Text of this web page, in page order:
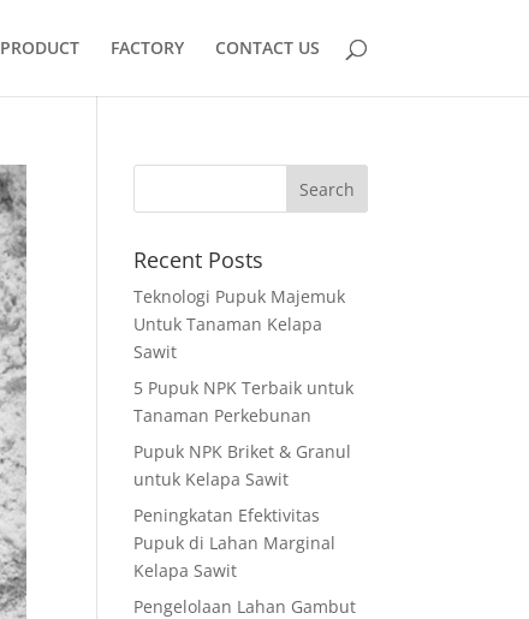
PRODUCT FACTORY CONTACT US
Recent Posts
Teknologi Pupuk Majemuk
Untuk Tanaman Kelapa
Sawit
5 Pupuk NPK Terbaik untuk
Tanaman Perkebunan
Pupuk NPK Briket & Granul
untuk Kelapa Sawit
Peningkatan Efektivitas
Pupuk di Lahan Marginal
Kelapa Sawit
Pengelolaan Lahan Gambut